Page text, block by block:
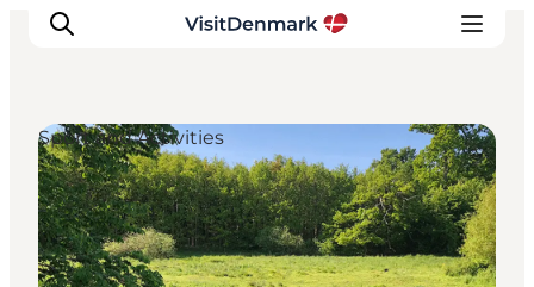
Inspirations
Destinations
Quoi faire
Sport and Activities